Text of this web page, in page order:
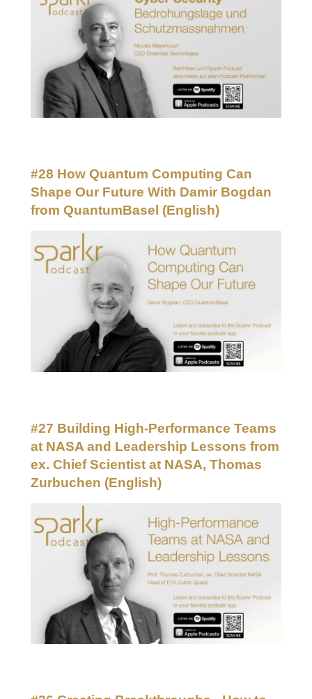
#28 How Quantum Computing Can
Shape Our Future With Damir Bogdan
from QuantumBasel (English)
#27 Building High-Performance Teams
at NASA and Leadership Lessons from
ex. Chief Scientist at NASA, Thomas
Zurbuchen (English)